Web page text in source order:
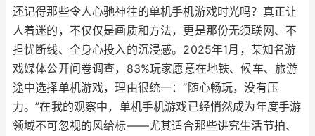
还记得那些令人心驰神往的单机手机游戏时光吗？真正让
人着迷的，不仅仅是画质和方法，更是那份无须联网、不
担忧断线、全身心投入的沉浸感。2025年1月，某知名游
戏媒体公开问卷调查，83%玩家愿意在地铁、候车、旅游
途中选择单机游戏，理由很统一：“随心畅玩，没有压
力。”在我的观察中，单机手机游戏已经悄然成为年度手游
领域不可忽视的风给标——尤其适合那些讲究生活节拍、